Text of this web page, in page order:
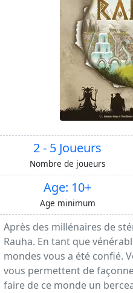
2 - 5 Joueurs
Nombre de joueurs
Age: 10+
Age minimum
Après des millénaires de
Rauha. En tant que
mondes vous a été confié.
vous permettent de
faire de ce monde un